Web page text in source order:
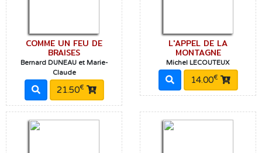
COMME UN FEU DE
BRAISES
Bernard DUNEAU et Marie-
Claude
21.50€
L'APPEL DE LA
MONTAGNE
Michel LECOUTEUX
14.00€